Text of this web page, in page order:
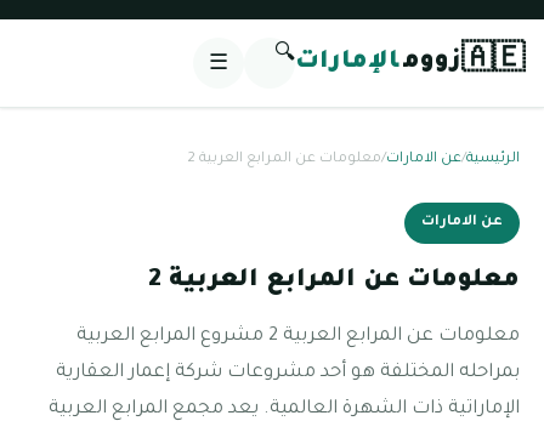
🇦🇪زوومالإمارات🔍
☰
الرئيسية/عن الامارات/معلومات عن المرابع العربية 2
عن الامارات
معلومات عن المرابع العربية 2
معلومات عن المرابع العربية 2 مشروع المرابع العربية
بمراحله المختلفة هو أحد مشروعات شركة إعمار العقارية
الإماراتية ذات الشهرة العالمية. يعد مجمع المرابع العربية